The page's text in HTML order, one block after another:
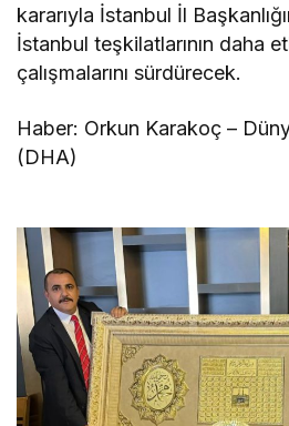
kararıyla İstanbul İl
İstanbul teşkilatlarının daha
çalışmalarını sürdürecek.
Haber: Orkun Karakoç –
(DHA)